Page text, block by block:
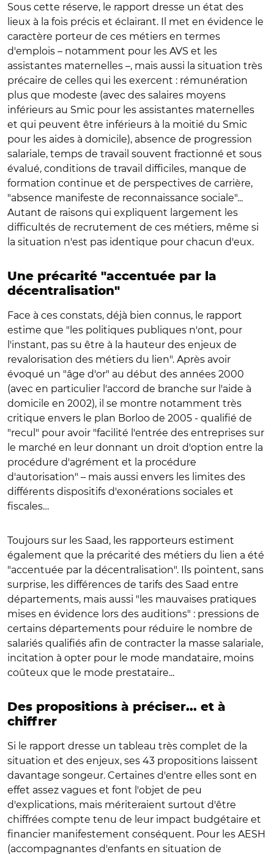
Sous cette réserve, le rapport dresse un état des
lieux à la fois précis et éclairant. Il met en évidence le
caractère porteur de ces métiers en termes
d'emplois – notamment pour les AVS et les
assistantes maternelles –, mais aussi la situation très
précaire de celles qui les exercent : rémunération
plus que modeste (avec des salaires moyens
inférieurs au Smic pour les assistantes maternelles
et qui peuvent être inférieurs à la moitié du Smic
pour les aides à domicile), absence de progression
salariale, temps de travail souvent fractionné et sous
évalué, conditions de travail difficiles, manque de
formation continue et de perspectives de carrière,
"absence manifeste de reconnaissance sociale"...
Autant de raisons qui expliquent largement les
difficultés de recrutement de ces métiers, même si
la situation n'est pas identique pour chacun d'eux.
Une précarité "accentuée par la
décentralisation"
Face à ces constats, déjà bien connus, le rapport
estime que "les politiques publiques n'ont, pour
l'instant, pas su être à la hauteur des enjeux de
revalorisation des métiers du lien". Après avoir
évoqué un "âge d'or" au début des années 2000
(avec en particulier l'accord de branche sur l'aide à
domicile en 2002), il se montre notamment très
critique envers le plan Borloo de 2005 - qualifié de
"recul" pour avoir "facilité l'entrée des entreprises sur
le marché en leur donnant un droit d'option entre la
procédure d'agrément et la procédure
d'autorisation" – mais aussi envers les limites des
différents dispositifs d'exonérations sociales et
fiscales…
Toujours sur les Saad, les rapporteurs estiment
également que la précarité des métiers du lien a été
"accentuée par la décentralisation". Ils pointent, sans
surprise, les différences de tarifs des Saad entre
départements, mais aussi "les mauvaises pratiques
mises en évidence lors des auditions" : pressions de
certains départements pour réduire le nombre de
salariés qualifiés afin de contracter la masse salariale,
incitation à opter pour le mode mandataire, moins
coûteux que le mode prestataire...
Des propositions à préciser... et à
chiffrer
Si le rapport dresse un tableau très complet de la
situation et des enjeux, ses 43 propositions laissent
davantage songeur. Certaines d'entre elles sont en
effet assez vagues et font l'objet de peu
d'explications, mais mériteraient surtout d'être
chiffrées compte tenu de leur impact budgétaire et
financier manifestement conséquent. Pour les AESH
(accompagnantes d'enfants en situation de